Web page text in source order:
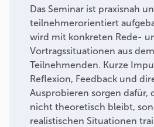
Das Seminar ist praxisnah
teilnehmerorientiert
wird mit konkreten Rede-
Vortragssituationen aus
Teilnehmenden. Kurze
Reflexion, Feedback und
Ausprobieren sorgen dafür,
nicht theoretisch bleibt,
realistischen Situationen